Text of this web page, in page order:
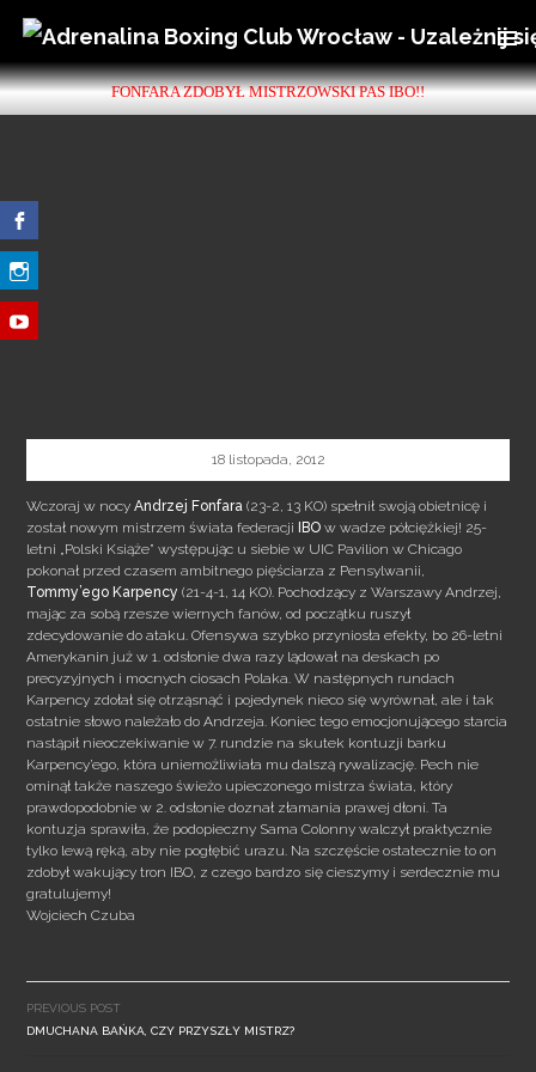
MENU
TO
FONFARA ZDOBYŁ MISTRZOWSKI PAS IBO!!
18 listopada, 2012
Wczoraj w nocyAndrzej Fonfara (23-2, 13 KO) spełnił swoją obietnicę i
został nowym mistrzem świata federacjiIBO w wadze półciężkiej! 25-
letni „Polski Książe” występując u siebie w UIC Pavilion w Chicago
pokonał przed czasem ambitnego pięściarza z Pensylwanii,
Tommy’ego Karpency (21-4-1, 14 KO). Pochodzący z Warszawy Andrzej,
mając za sobą rzesze wiernych fanów, od początku ruszył
zdecydowanie do ataku. Ofensywa szybko przyniosła efekty, bo 26-letni
Amerykanin już w 1. odsłonie dwa razy lądował na deskach po
precyzyjnych i mocnych ciosach Polaka. W następnych rundach
Karpency zdołał się otrząsnąć i pojedynek nieco się wyrównał, ale i tak
ostatnie słowo należało do Andrzeja. Koniec tego emocjonującego starcia
nastąpił nieoczekiwanie w 7. rundzie na skutek kontuzji barku
Karpency’ego, która uniemożliwiała mu dalszą rywalizację. Pech nie
ominął także naszego świeżo upieczonego mistrza świata, który
prawdopodobnie w 2. odsłonie doznał złamania prawej dłoni. Ta
kontuzja sprawiła, że podopieczny Sama Colonny walczył praktycznie
tylko lewą ręką, aby nie pogłębić urazu. Na szczęście ostatecznie to on
zdobył wakujący tron IBO, z czego bardzo się cieszymy i serdecznie mu
gratulujemy!
Wojciech Czuba
navigation
PREVIOUS POST
DMUCHANA BAŃKA, CZY PRZYSZŁY MISTRZ?